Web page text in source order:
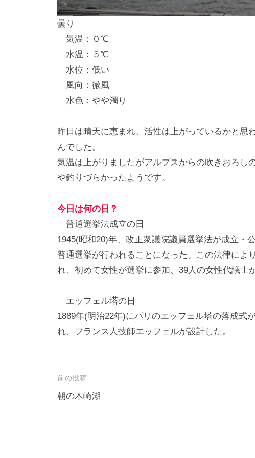
し
竿
ー
ド
曇り
気温：０℃
水温：５℃
水位：低い
風向：微風
水色：やや濁り
昨日は晴天に恵まれ、活性は上がっているかと思
んでした。
気温は上がりましたがアルプスからの吹きおろし
や釣りづらかったようです。
今日は何の日？
普通選挙法成立の日
1945(昭和20)年、改正衆議院議員選挙法が成立・
普通選挙が行われることになった。この法律によ
れ、初めて女性が選挙に参加、39人の女性代議士
エッフェル塔の日
1889年(明治22年)にパリのエッフェル塔の落成式
れ、フランス人技師エッフェルが設計した。
投
稿
前の投稿
朝の木崎湖